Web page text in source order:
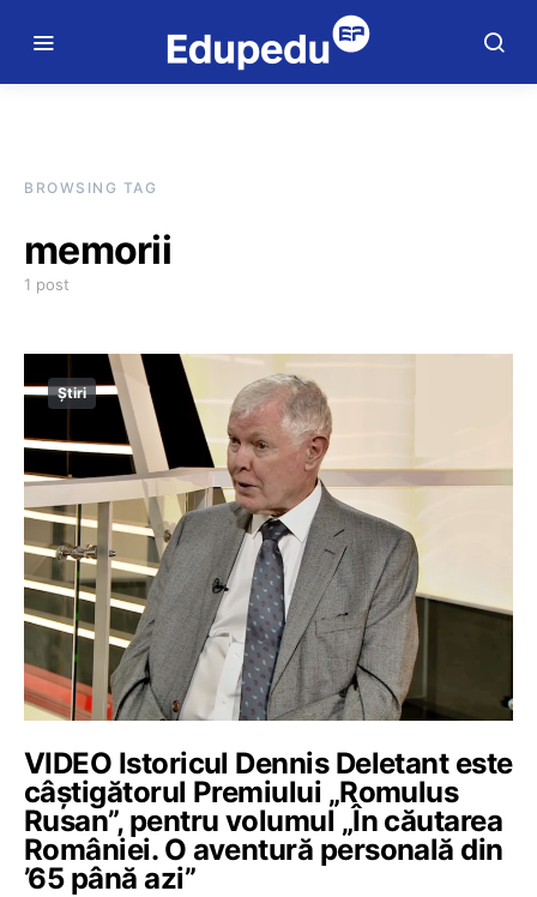
BROWSING TAG
memorii
1 post
Știri
VIDEO Istoricul Dennis Deletant este
câștigătorul Premiului „Romulus
Rusan”, pentru volumul „În căutarea
României. O aventură personală din
’65 până azi”